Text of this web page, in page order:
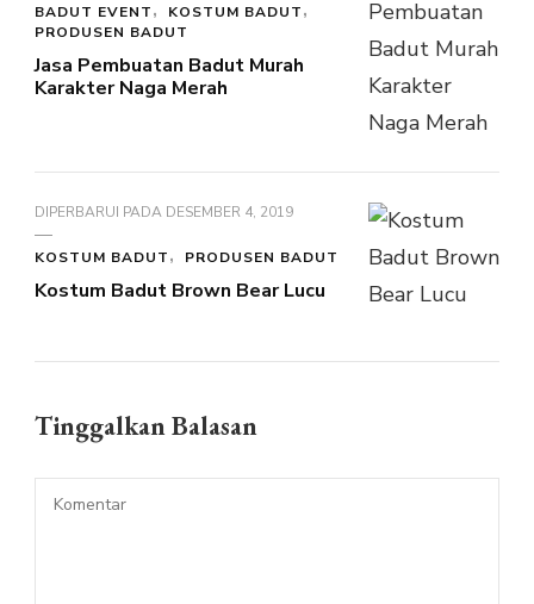
BADUT EVENT
KOSTUM BADUT
PRODUSEN BADUT
Jasa Pembuatan Badut Murah
Karakter Naga Merah
DIPERBARUI PADA DESEMBER 4, 2019
KOSTUM BADUT PRODUSEN BADUT
Kostum Badut Brown Bear Lucu
Tinggalkan Balasan